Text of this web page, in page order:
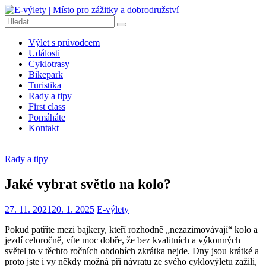
Přeskočit
na
obsah
E-
výlety
Místo
pro
zážitky
dobrodružství
výlety
Dobrodružné
výlety
kolech,
turistiku,
tipy
na
Výlet s průvodcem
Události
Cyklotrasy
Bikepark
Turistika
Rady a tipy
First class
Pomáháte
Kontakt
Rady a tipy
Jaké vybrat světlo na kolo?
27. 11. 2021 20. 1. 2025 E-výlety
Pokud patříte mezi bajkery, kteří rozhodně „nezazimovávají“ kolo a
jezdí celoročně, víte moc dobře, že bez kvalitních a výkonných
světel to v těchto ročních obdobích zkrátka nejde. Dny jsou krátké a
proto jste i vy někdy možná při návratu ze svého cyklovýletu zažili,